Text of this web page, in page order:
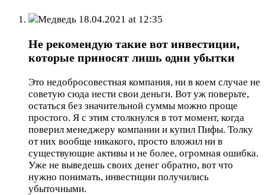
Медведь 18.04.2021 at 12:35
Не рекомендую такие вот инвестиции,
которые приносят лишь одни убытки
Это недобросовестная компания, ни в коем случае не
советую сюда нести свои деньги. Вот уж поверьте,
остаться без значительной суммы можно проще
простого. Я с этим столкнулся в тот момент, когда
поверил менеджеру компании и купил Пифы. Толку
от них вообще никакого, просто вложил ни в
существующие активы и не более, огромная ошибка.
Уже не выведешь своих денег обратно, вот что
нужно понимать, инвестиции получились
убыточными.